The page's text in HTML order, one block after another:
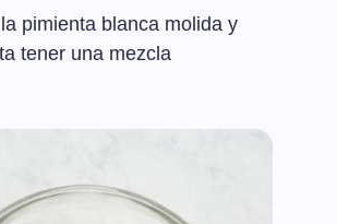
pimienta blanca molida y
tener una mezcla